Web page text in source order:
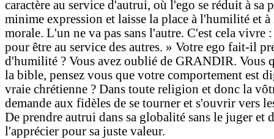
caractère au service d'autrui, où l'ego se réduit à sa
minime expression et laisse la place à l'humilité et à
morale. L'un ne va pas sans l'autre. C'est cela vivre
pour être au service des autres. » Votre ego fait-il
d'humilité ? Vous avez oublié de GRANDIR. Vous
la bible, pensez vous que votre comportement est
vraie chrétienne ? Dans toute religion et donc la
demande aux fidèles de se tourner et s'ouvrir vers
De prendre autrui dans sa globalité sans le juger et
l'apprécier pour sa juste valeur.